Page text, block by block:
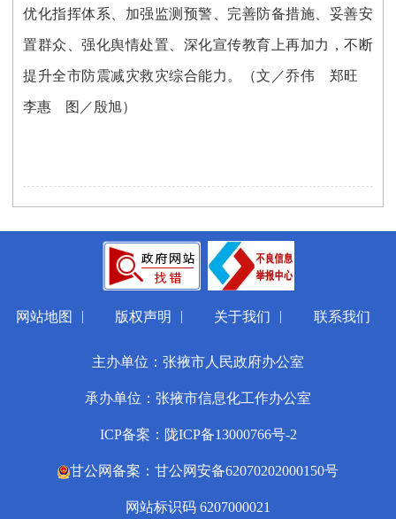
优化指挥体系、加强监测预警、完善防备措施、妥善安
置群众、强化舆情处置、深化宣传教育上再加力，不断
提升全市防震减灾救灾综合能力。 （文／乔伟 郑旺
李惠 图／殷旭）
网站地图 | 版权声明 | 关于我们 | 联系我们
主办单位：张掖市人民政府办公室
承办单位：张掖市信息化工作办公室
ICP备案：陇ICP备13000766号-2
甘公网备案：甘公网安备62070202000150号
网站标识码 6207000021